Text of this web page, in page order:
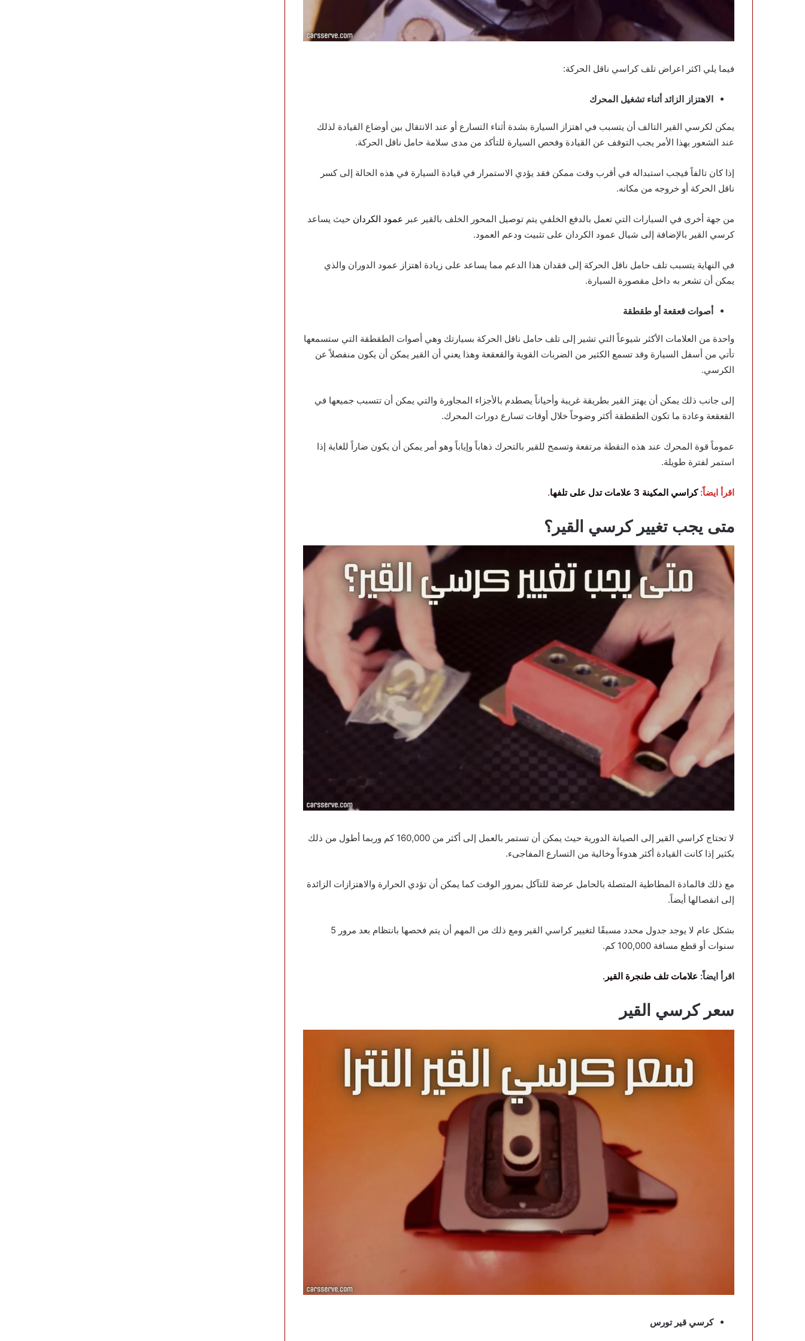
فيما يلي اكثر اعراض تلف كراسي ناقل الحركة:
الاهتزاز الزائد أثناء تشغيل المحرك
يمكن لكرسي القير التالف أن يتسبب في اهتزاز السيارة بشدة أثناء التسارع أو عند الانتقال بين أوضاع القيادة لذلك
عند الشعور بهذا الأمر يجب التوقف عن القيادة وفحص السيارة للتأكد من مدى سلامة حامل ناقل الحركة.
إذا كان تالفاً فيجب استبداله في أقرب وقت ممكن فقد يؤدي الاستمرار في قيادة السيارة في هذه الحالة إلى كسر
ناقل الحركة أو خروجه من مكانه.
من جهة أخرى في السيارات التي تعمل بالدفع الخلفي يتم توصيل المحور الخلف بالقير عبر عمود الكردان حيث يساعد
كرسي القير بالإضافة إلى شيال عمود الكردان على تثبيت ودعم العمود.
في النهاية يتسبب تلف حامل ناقل الحركة إلى فقدان هذا الدعم مما يساعد على زيادة اهتزاز عمود الدوران والذي
يمكن أن تشعر به داخل مقصورة السيارة.
أصوات قعقعة أو طقطقة
واحدة من العلامات الأكثر شيوعاً التي تشير إلى تلف حامل ناقل الحركة بسيارتك وهي أصوات الطقطقة التي ستسمعها
تأتي من أسفل السيارة وقد تسمع الكثير من الضربات القوية والقعقعة وهذا يعني أن القير يمكن أن يكون منفصلاً عن
الكرسي.
إلى جانب ذلك يمكن أن يهتز القير بطريقة غريبة وأحياناً يصطدم بالأجزاء المجاورة والتي يمكن أن تتسبب جميعها في
القعقعة وعادة ما تكون الطقطقة أكثر وضوحاً خلال أوقات تسارع دورات المحرك.
عموماً قوة المحرك عند هذه النقطة مرتفعة وتسمح للقير بالتحرك ذهاباً وإياباً وهو أمر يمكن أن يكون ضاراً للغاية إذا
استمر لفترة طويلة.
اقرأ ايضاً:كراسي المكينة 3 علامات تدل على تلفها .
متى يجب تغيير كرسي القير؟
لا تحتاج كراسي القير إلى الصيانة الدورية حيث يمكن أن تستمر بالعمل إلى أكثر من 160,000 كم وربما أطول من ذلك
بكثير إذا كانت القيادة أكثر هدوءاً وخالية من التسارع المفاجىء.
مع ذلك فالمادة المطاطية المتصلة بالحامل عرضة للتآكل بمرور الوقت كما يمكن أن تؤدي الحرارة والاهتزازات الزائدة
إلى انفصالها أيضاً.
بشكل عام لا يوجد جدول محدد مسبقًا لتغيير كراسي القير ومع ذلك من المهم أن يتم فحصها بانتظام بعد مرور 5
سنوات أو قطع مسافة 100,000 كم.
اقرأ ايضاً: علامات تلف طنجرة القير .
سعر كرسي القير
كرسي قير تورس